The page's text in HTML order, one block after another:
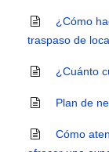
¿Cómo
traspaso de
¿Cuánto
Plan de
Cómo